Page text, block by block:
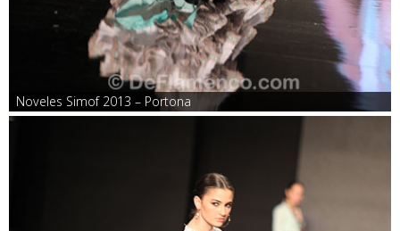
Noveles Simof 2013 – Portona